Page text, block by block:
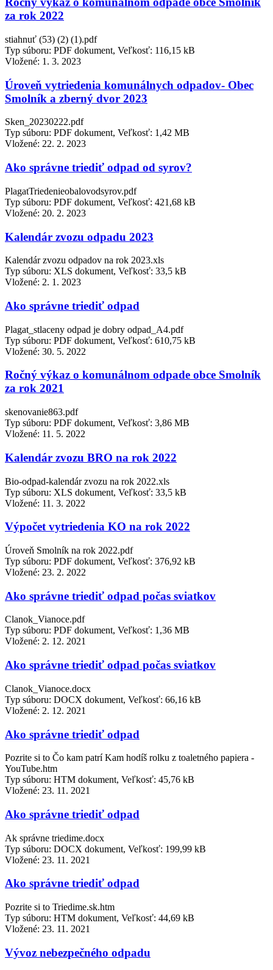
za rok 2022
stiahnuť (53) (2) (1).pdf
Typ súboru: PDF dokument, Veľkosť: 116,15 kB
Vložené: 1. 3. 2023
Úroveň vytriedenia komunálnych odpadov- Obec
Smolník a zberný dvor 2023
Sken_20230222.pdf
Typ súboru: PDF dokument, Veľkosť: 1,42 MB
Vložené: 22. 2. 2023
Ako správne triediť odpad od syrov?
PlagatTriedenieobalovodsyrov.pdf
Typ súboru: PDF dokument, Veľkosť: 421,68 kB
Vložené: 20. 2. 2023
Kalendár zvozu odpadu 2023
Kalendár zvozu odpadov na rok 2023.xls
Typ súboru: XLS dokument, Veľkosť: 33,5 kB
Vložené: 2. 1. 2023
Ako správne triediť odpad
Plagat_stlaceny odpad je dobry odpad_A4.pdf
Typ súboru: PDF dokument, Veľkosť: 610,75 kB
Vložené: 30. 5. 2022
Ročný výkaz o komunálnom odpade obce Smolník
za rok 2021
skenovanie863.pdf
Typ súboru: PDF dokument, Veľkosť: 3,86 MB
Vložené: 11. 5. 2022
Kalendár zvozu BRO na rok 2022
Bio-odpad-kalendár zvozu na rok 2022.xls
Typ súboru: XLS dokument, Veľkosť: 33,5 kB
Vložené: 11. 3. 2022
Výpočet vytriedenia KO na rok 2022
Úroveň Smolník na rok 2022.pdf
Typ súboru: PDF dokument, Veľkosť: 376,92 kB
Vložené: 23. 2. 2022
Ako správne triediť odpad počas sviatkov
Clanok_Vianoce.pdf
Typ súboru: PDF dokument, Veľkosť: 1,36 MB
Vložené: 2. 12. 2021
Ako správne triediť odpad počas sviatkov
Clanok_Vianoce.docx
Typ súboru: DOCX dokument, Veľkosť: 66,16 kB
Vložené: 2. 12. 2021
Ako správne triediť odpad
Pozrite si to Čo kam patrí Kam hodíš rolku z toaletného papiera -
YouTube.htm
Typ súboru: HTM dokument, Veľkosť: 45,76 kB
Vložené: 23. 11. 2021
Ako správne triediť odpad
Ak správne triedime.docx
Typ súboru: DOCX dokument, Veľkosť: 199,99 kB
Vložené: 23. 11. 2021
Ako správne triediť odpad
Pozrite si to Triedime.sk.htm
Typ súboru: HTM dokument, Veľkosť: 44,69 kB
Vložené: 23. 11. 2021
Vývoz nebezpečného odpadu